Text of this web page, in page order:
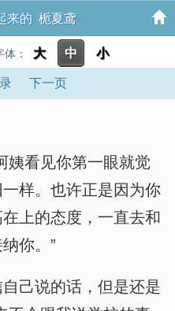
来的 栀夏鸢
： 大 中 小
下一页
姨看见你第一眼就觉
样。也许正是因为你
上的态度，一直去和
你。”
己说的话，但是还是